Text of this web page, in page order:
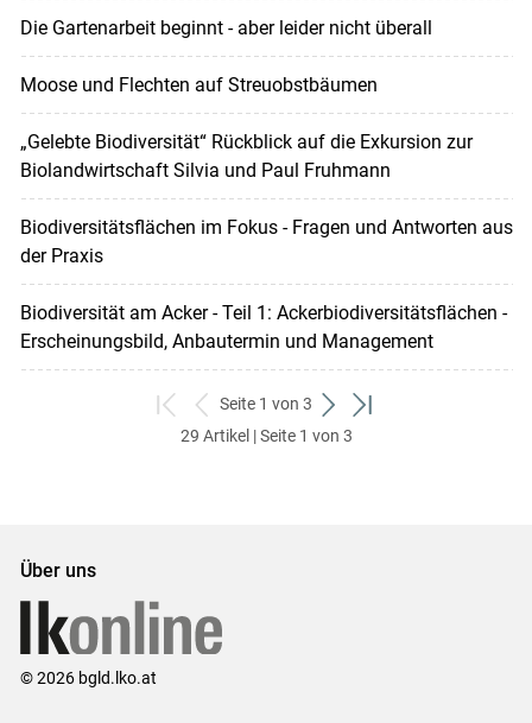
Die Gartenarbeit beginnt - aber leider nicht überall
Moose und Flechten auf Streuobstbäumen
„Gelebte Biodiversität“ Rückblick auf die Exkursion zur
Biolandwirtschaft Silvia und Paul Fruhmann
Biodiversitätsflächen im Fokus - Fragen und Antworten aus
der Praxis
Biodiversität am Acker - Teil 1: Ackerbiodiversitätsflächen -
Erscheinungsbild, Anbautermin und Management
zum
ersten
zurück
zum
Seite 1 von 3
weiter
zum
zum
29 Artikel | Seite 1 von 3
Über uns
© 2026 bgld.lko.at